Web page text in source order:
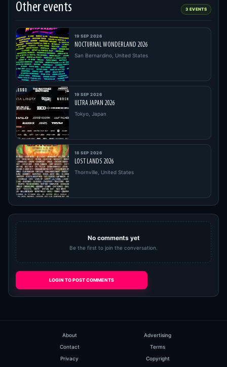
Other events 3 EVENTS
19 SEP 2026
NOCTURNAL WONDERLAND 2026
San Bernardino, United States
19 SEP 2026
ULTRA JAPAN 2026
Tokyo, Japan
18 SEP 2026
LOST LANDS 2026
Thornville, United States
No comments yet
Be the first to join the conversation.
LOGIN TO POST COMMENTS
About
Advertising
Contact
Terms
Privacy
Copyright